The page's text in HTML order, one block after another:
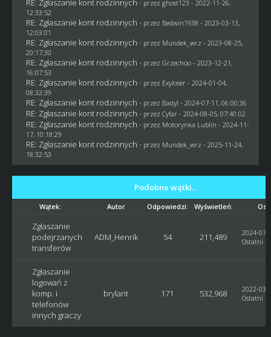
RE: Zgłaszanie kont rodzinnych - przez ghost123 - 2022-11-26,
12:33:52
RE: Zgłaszanie kont rodzinnych - przez Bedwin1938 - 2023-03-13,
12:03:01
RE: Zgłaszanie kont rodzinnych - przez Mundek_wrz - 2023-08-25,
20:17:30
RE: Zgłaszanie kont rodzinnych - przez Grzechoo- 2023-12-21,
16:07:53
RE: Zgłaszanie kont rodzinnych - przez Exyloser- 2024-01-04,
08:32:39
RE: Zgłaszanie kont rodzinnych - przez Badyl - 2024-07-11, 06:00:36
RE: Zgłaszanie kont rodzinnych - przez Cyfar- 2024-08-05, 07:40:02
RE: Zgłaszanie kont rodzinnych - przez Motorynka Lublin - 2024-11-
17, 10:18:29
RE: Zgłaszanie kont rodzinnych - przez Mundek_wrz - 2025-11-24,
18:32:53
Podobne wątki…
Wątek: Autor Odpowiedzi: Wyświetleń:
Zgłaszanie
podejrzanych
transferów
ADM_Henrik 54 211,489
2024-07-
Ostatni
Zgłaszanie
logowań z
komp. i
telefonów
innych graczy
brylant 171 532,968
2022-03-
Ostatni